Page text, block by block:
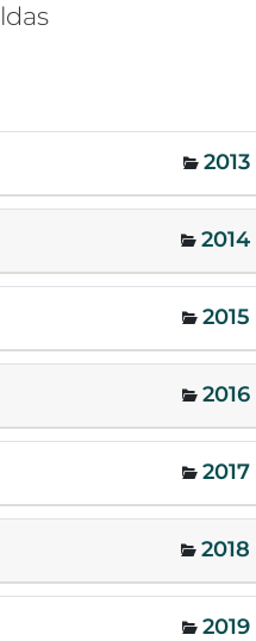
2013
2014
2015
2016
2017
2018
2019